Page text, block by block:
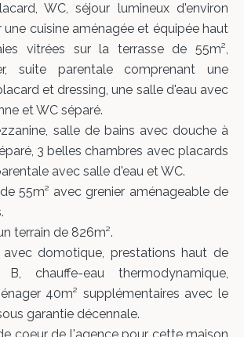
WC, séjour lumineux d'environ
une cuisine aménagée et équipée haut
vitrées sur la terrasse de 55m²,
suite parentale comprenant une
et dressing, une salle d'eau avec
et WC séparé.
salle de bains avec douche à
3 belles chambres avec placards
avec salle d'eau et WC.
55m² avec grenier aménageable de
terrain de 826m².
domotique, prestations haut de
chauffe-eau thermodynamique,
40m² supplémentaires avec le
garantie décennale.